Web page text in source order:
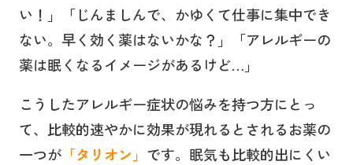
い！」「じんましんで、かゆくて仕事に集中でき
ない。早く効く薬はないかな？」「アレルギーの
薬は眠くなるイメージがあるけど…」
こうしたアレルギー症状の悩みを持つ方にとっ
て、比較的速やかに効果が現れるとされるお薬の
一つが 「タリオン」 です。眠気も比較的出にくい